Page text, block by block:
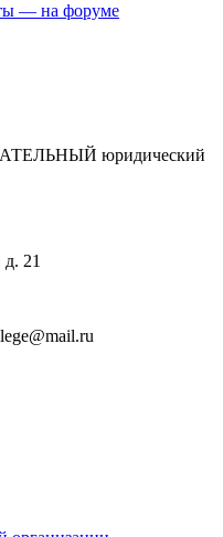
— на форуме
юридический
21